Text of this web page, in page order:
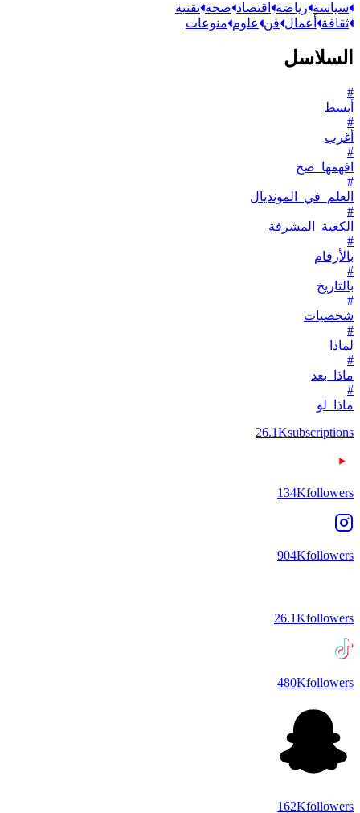
سياسة رياضة اقتصاد صحة تقنية
ثقافة أعمال فن علوم منوعات
السلاسل
#
أبسط
#
أغرب
#
افهمها_صح
#
العلم_في_المونديال
#
الكعبة_المشرفة
#
بالأرقام
#
بالتاريخ
#
شخصيات
#
لماذا
#
ماذا_بعد
#
ماذا_لو
26.1Ksubscriptions
134Kfollowers
904Kfollowers
26.1Kfollowers
480Kfollowers
162Kfollowers